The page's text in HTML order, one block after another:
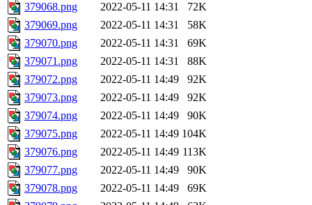
379068.png
2022-05-11 14:31
72K
379069.png
2022-05-11 14:31
58K
379070.png
2022-05-11 14:31
69K
379071.png
2022-05-11 14:31
88K
379072.png
2022-05-11 14:49
92K
379073.png
2022-05-11 14:49
92K
379074.png
2022-05-11 14:49
90K
379075.png
2022-05-11 14:49 104K
379076.png
2022-05-11 14:49 113K
379077.png
2022-05-11 14:49
90K
379078.png
2022-05-11 14:49
69K